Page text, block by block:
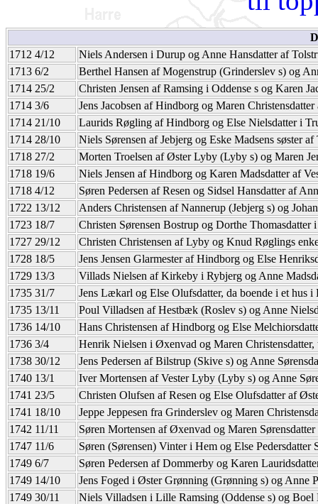
1712 4/12
Niels Andersen i Durup og Anne Hansdatter af
1713 6/2
Berthel Hansen af Mogenstrup (Grinderslev s) og
1714 25/2
Christen Jensen af Ramsing i Oddense s og Karen
1714 3/6
Jens Jacobsen af Hindborg og Maren
1714 21/10
Laurids Røgling af Hindborg og Else Nielsdatter i
1714 28/10
Niels Sørensen af Jebjerg og Eske Madsens søster af
1718 27/2
Morten Troelsen af Øster Lyby (Lyby s) og Maren
1718 19/6
Niels Jensen af Hindborg og Karen Madsdatter af
1718 4/12
Søren Pedersen af Resen og Sidsel Hansdatter af
1722 13/12
Anders Christensen af Nannerup (Jebjerg s) og
1723 18/7
Christen Sørensen Bostrup og Dorthe Thomasdatter
1727 29/12
Christen Christensen af Lyby og Knud Røglings
1728 18/5
Jens Jensen Glarmester af Hindborg og Else
1729 13/3
Villads Nielsen af Kirkeby i Rybjerg og Anne
1735 31/7
Jens Lækarl og Else Olufsdatter, da boende i et hus i
1735 13/11
Poul Villadsen af Hestbæk (Roslev s) og Anne
1736 14/10
Hans Christensen af Hindborg og Else
1736 3/4
Henrik Nielsen i Øxenvad og Maren
1738 30/12
Jens Pedersen af Bilstrup (Skive s) og Anne
1740 13/1
Iver Mortensen af Vester Lyby (Lyby s) og Anne
1741 23/5
Christen Olufsen af Resen og Else Olufsdatter af
1741 18/10
Jeppe Jeppesen fra Grinderslev og Maren
1742 11/11
Søren Mortensen af Øxenvad og Maren
1747 11/6
Søren (Sørensen) Vinter i Hem og Else
1749 6/7
Søren Pedersen af Dommerby og Karen
1749 14/10
Jens Foged i Øster Grønning (Grønning s) og Anne
1749 30/11
Niels Villadsen i Lille Ramsing (Oddense s) og